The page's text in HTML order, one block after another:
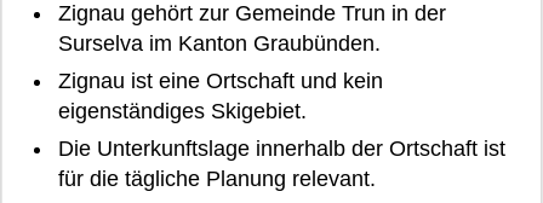
Zignau gehört zur Gemeinde Trun in der
Surselva im Kanton Graubünden.
Zignau ist eine Ortschaft und kein
eigenständiges Skigebiet.
Die Unterkunftslage innerhalb der Ortschaft ist
für die tägliche Planung relevant.